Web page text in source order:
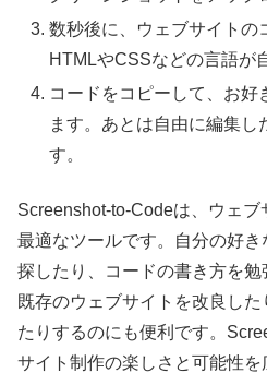
数秒後に、ウェブサイトの
HTMLやCSSなどの言語が
コードをコピーして、お好
ます。あとは自由に編集し
す。
Screenshot-to-Codeは、ウェ
最適なツールです。自分の好
探したり、コードの書き方を勉
既存のウェブサイトを改良し
たりするのにも便利です。
サイト制作の楽しさと可能性